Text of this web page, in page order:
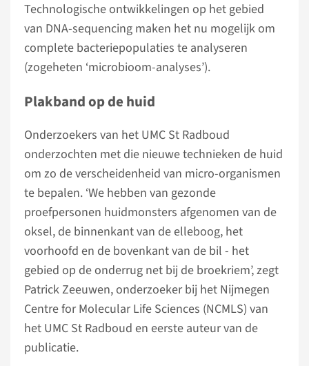
Technologische ontwikkelingen op het gebied
van DNA-sequencing maken het nu mogelijk om
complete bacteriepopulaties te analyseren
(zogeheten ‘microbioom-analyses’).
Plakband op de huid
Onderzoekers van het UMC St Radboud
onderzochten met die nieuwe technieken de huid
om zo de verscheidenheid van micro-organismen
te bepalen. ‘We hebben van gezonde
proefpersonen huidmonsters afgenomen van de
oksel, de binnenkant van de elleboog, het
voorhoofd en de bovenkant van de bil - het
gebied op de onderrug net bij de broekriem’, zegt
Patrick Zeeuwen, onderzoeker bij het Nijmegen
Centre for Molecular Life Sciences (NCMLS) van
het UMC St Radboud en eerste auteur van de
publicatie.